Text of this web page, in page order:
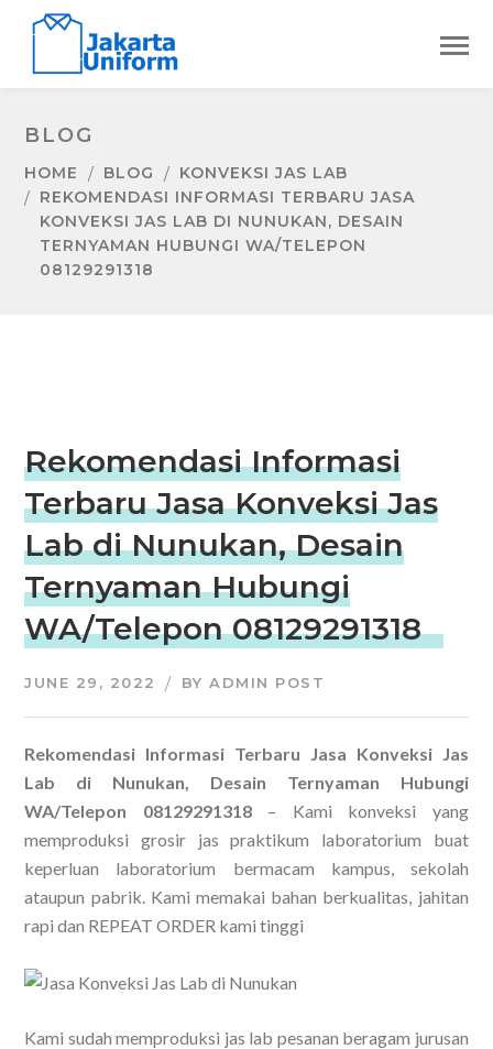
BLOG
HOME BLOG
KONVEKSI JAS LAB
REKOMENDASI INFORMASI TERBARU JASA
KONVEKSI JAS LAB DI NUNUKAN, DESAIN
TERNYAMAN HUBUNGI WA/TELEPON
08129291318
Rekomendasi Informasi
Terbaru Jasa Konveksi Jas
Lab di Nunukan, Desain
Ternyaman Hubungi
WA/Telepon 08129291318
JUNE 29, 2022 BYADMIN POST
Rekomendasi Informasi Terbaru Jasa Konveksi Jas
Lab di Nunukan, Desain Ternyaman Hubungi
WA/Telepon 08129291318– Kami konveksi yang
memproduksi grosir jas praktikum laboratorium buat
keperluan laboratorium bermacam kampus, sekolah
ataupun pabrik. Kami memakai bahan berkualitas, jahitan
rapi dan REPEAT ORDER kami tinggi
Kami sudah memproduksi jas lab pesanan beragam jurusan